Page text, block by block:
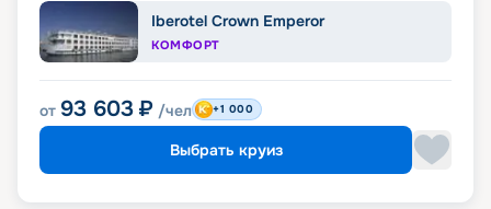
Iberotel Crown Emperor
КОМФОРТ
от 93 603 ₽ /чел +1 000
Выбрать круиз